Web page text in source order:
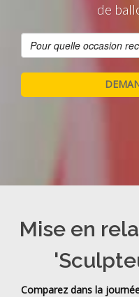
de
Mise en
Comparez dans la